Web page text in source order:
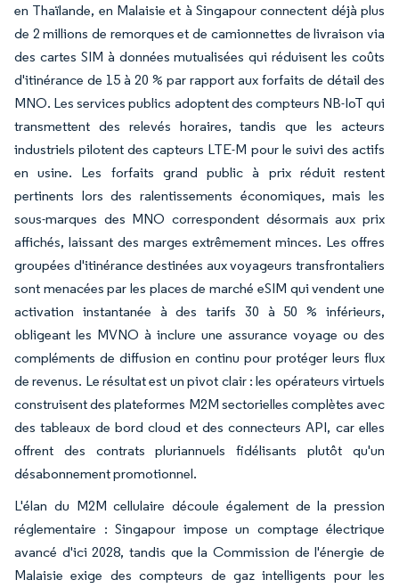
en Thaïlande, en Malaisie et à Singapour connectent déjà plus
de 2 millions de remorques et de camionnettes de livraison via
des cartes SIM à données mutualisées qui réduisent les coûts
d'itinérance de 15 à 20 % par rapport aux forfaits de détail des
MNO. Les services publics adoptent des compteurs NB-IoT qui
transmettent des relevés horaires, tandis que les acteurs
industriels pilotent des capteurs LTE-M pour le suivi des actifs
en usine. Les forfaits grand public à prix réduit restent
pertinents lors des ralentissements économiques, mais les
sous-marques des MNO correspondent désormais aux prix
affichés, laissant des marges extrêmement minces. Les offres
groupées d'itinérance destinées aux voyageurs transfrontaliers
sont menacées par les places de marché eSIM qui vendent une
activation instantanée à des tarifs 30 à 50 % inférieurs,
obligeant les MVNO à inclure une assurance voyage ou des
compléments de diffusion en continu pour protéger leurs flux
de revenus. Le résultat est un pivot clair : les opérateurs virtuels
construisent des plateformes M2M sectorielles complètes avec
des tableaux de bord cloud et des connecteurs API, car elles
offrent des contrats pluriannuels fidélisants plutôt qu'un
désabonnement promotionnel.
L'élan du M2M cellulaire découle également de la pression
réglementaire : Singapour impose un comptage électrique
avancé d'ici 2028, tandis que la Commission de l'énergie de
Malaisie exige des compteurs de gaz intelligents pour les